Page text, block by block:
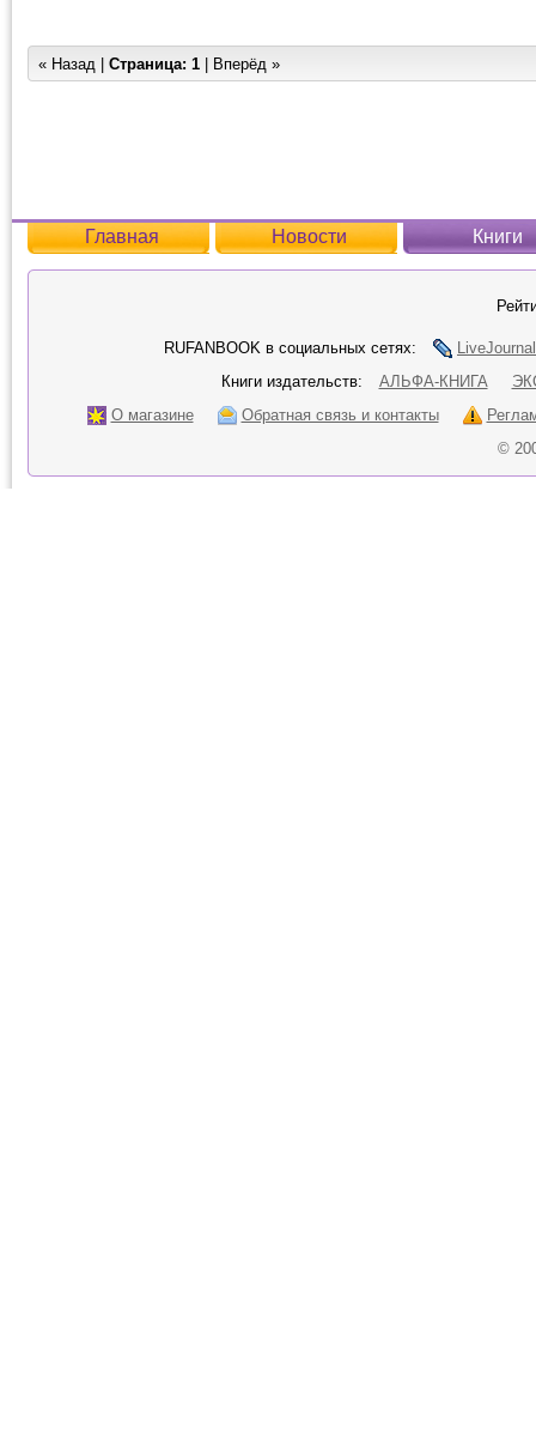
« Назад | Страница: 1 | Вперёд »
Главная Новости Книги
RUFANBOOK в социальных сетях:
LiveJournal
Книги издательств:
АЛЬФА-КНИГА
О магазине
Обратная связь и контакты
©